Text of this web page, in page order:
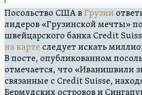
Посольство США вГрузии
лидеров «Грузинской мечты»
швейцарского банка Credit
на карте следует искать
В посте, опубликованном
отмечается, что «Иванишвили
связанные с Credit Suisse,
Бермудских островов и